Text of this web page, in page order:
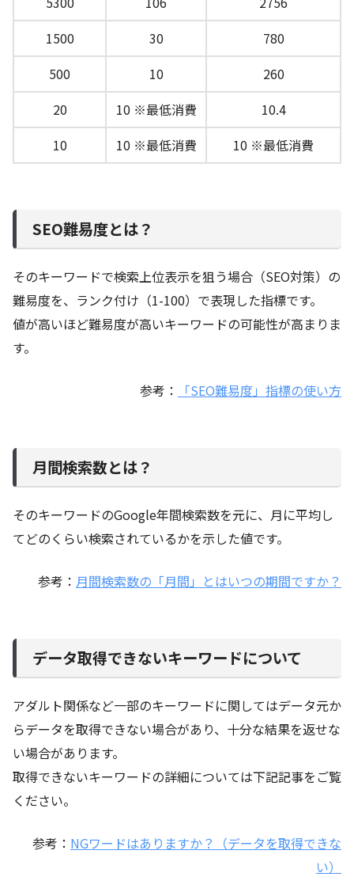
1500
30
780
500
10
260
20
10 ※最低消費
10.4
10
10 ※最低消費 10 ※最低消費
SEO難易度とは？
そのキーワードで検索上位表示を狙う場合（SEO対策）の
難易度を、ランク付け（1-100）で表現した指標です。
値が高いほど難易度が高いキーワードの可能性が高まりま
す。
参考： 「SEO難易度」指標の使い方
月間検索数とは？
そのキーワードのGoogle年間検索数を元に、月に平均し
てどのくらい検索されているかを示した値です。
参考： 月間検索数の「月間」とはいつの期間ですか？
データ取得できないキーワードについて
アダルト関係など一部のキーワードに関してはデータ元か
らデータを取得できない場合があり、十分な結果を返せな
い場合があります。
取得できないキーワードの詳細については下記記事をご覧
ください。
参考： NGワードはありますか？（データを取得できな
い）